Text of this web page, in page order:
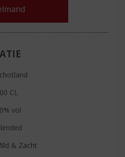
CL
vol
& Zacht